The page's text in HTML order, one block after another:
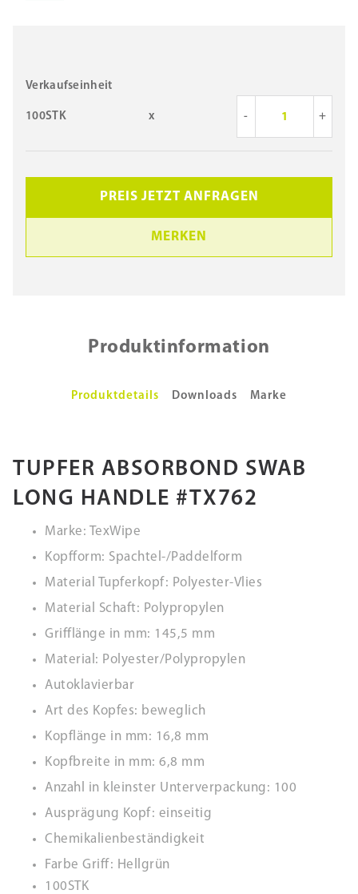
Verkaufseinheit
100STK x - +
PREIS JETZT ANFRAGEN
MERKEN
Produktinformation
Produktdetails Downloads Marke
TUPFER ABSORBOND SWAB
LONG HANDLE #TX762
Marke: TexWipe
Kopfform: Spachtel-/Paddelform
Material Tupferkopf: Polyester-Vlies
Material Schaft: Polypropylen
Grifflänge in mm: 145,5 mm
Material: Polyester/Polypropylen
Autoklavierbar
Art des Kopfes: beweglich
Kopflänge in mm: 16,8 mm
Kopfbreite in mm: 6,8 mm
Anzahl in kleinster Unterverpackung: 100
Ausprägung Kopf: einseitig
Chemikalienbeständigkeit
Farbe Griff: Hellgrün
100STK